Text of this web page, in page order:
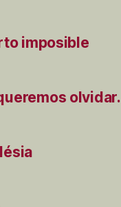
imposible
olvidar.